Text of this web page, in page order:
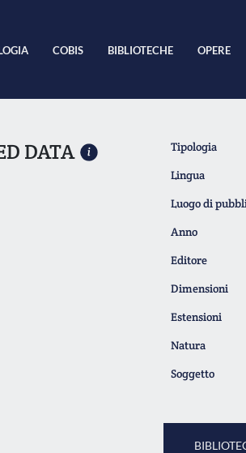
COBIS BIBLIOTECHE OPERE
DATA Tipologia
Lingua
Luogo di
Anno
Editore
Dimensioni
Estensioni
Natura
Soggetto